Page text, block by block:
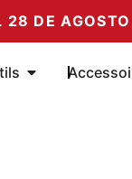
28 DE AGOSTO
Compléments de
Ouvrir les outils